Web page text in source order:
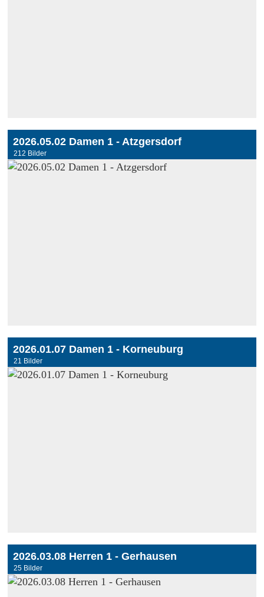
2026.05.02 Damen 1 - Atzgersdorf
212 Bilder
2026.01.07 Damen 1 - Korneuburg
21 Bilder
2026.03.08 Herren 1 - Gerhausen
25 Bilder